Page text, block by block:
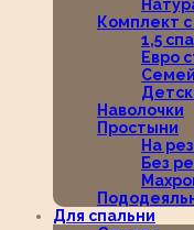
Комплект
1,5
Евро
Наволочки
Простыни
На
Без
Для спальни